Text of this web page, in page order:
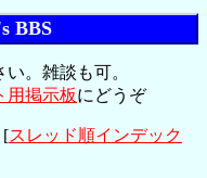
BBS
。雑談も可。
用掲示板にどうぞ
[スレッド順インデック